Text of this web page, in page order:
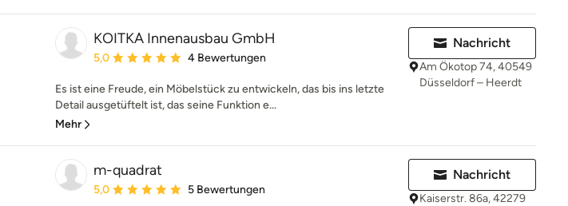
KOITKA Innenausbau GmbH
Durchschnittliche Bewertung: 5 von 5 Sternen
5,0 4 Bewertungen
Es ist eine Freude, ein Möbelstück zu entwickeln, das bis ins letzte
Detail ausgetüftelt ist, das seine Funktion e...
Mehr
Nachricht
Am Ökotop 74, 40549
Düsseldorf – Heerdt
m-quadrat
Durchschnittliche Bewertung: 5 von 5 Sternen
5,0 5 Bewertungen
Nachricht
Kaiserstr. 86a, 42279